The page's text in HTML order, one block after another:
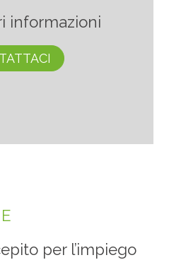
informazioni
per l’impiego